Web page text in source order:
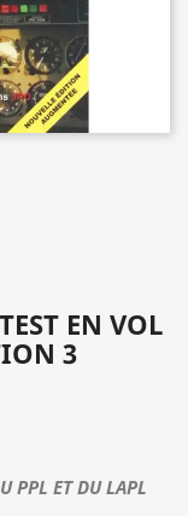
EN VOL
3
PPL ET DU LAPL